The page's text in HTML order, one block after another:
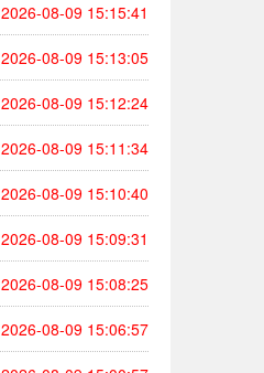
2026-08-09 15:15:41
2026-08-09 15:13:05
2026-08-09 15:12:24
2026-08-09 15:11:34
2026-08-09 15:10:40
2026-08-09 15:09:31
2026-08-09 15:08:25
2026-08-09 15:06:57